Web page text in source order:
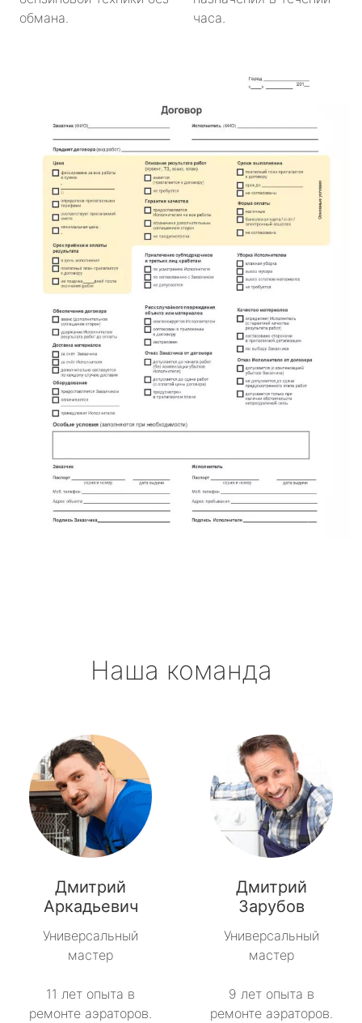
обмана.
часа.
Наша команда
Дмитрий
Аркадьевич
Универсальный
мастер
11 лет опыта в
ремонте аэраторов.
Дмитрий
Зарубов
Универсальный
мастер
9 лет опыта в
ремонте аэраторов.